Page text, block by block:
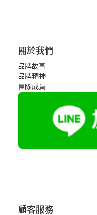
關於我們
品牌故事
品牌精神
團隊成員
顧客服務